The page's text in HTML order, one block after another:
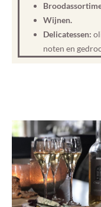
Wijnen.
Delicatessen:
noten en